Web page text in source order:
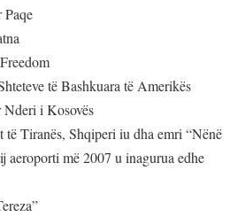
të Bashkuara të Amerikës
Nderi i Kosovës
Tiranës, Shqiperi iu dha emri “Nënë
aeroporti më 2007 u inagurua edhe